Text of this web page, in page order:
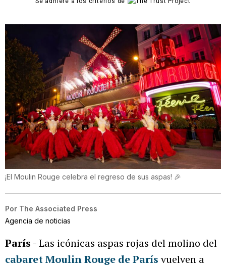
¡El Moulin Rouge celebra el regreso de sus aspas! 🎉
Por The Associated Press
Agencia de noticias
París - Las icónicas aspas rojas del molino del
cabaret Moulin Rouge de Parísvuelven a